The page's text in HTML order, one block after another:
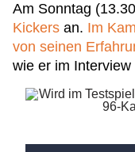
Am Sonntag
Kickers an. Im
von seinen
wie er im